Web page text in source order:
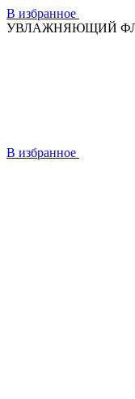
В избранное
УВЛАЖНЯЮЩИЙ
В избранное